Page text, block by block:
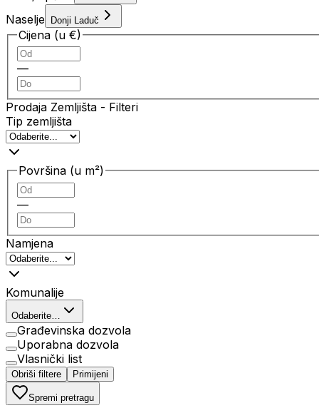
Naselje Donji Laduč
Cijena (u €)
—
Prodaja Zemljišta - Filteri
Tip zemljišta
Površina (u m²)
—
Namjena
Komunalije
Odaberite…
Građevinska dozvola
Uporabna dozvola
Vlasnički list
Obriši filtere Primijeni
Spremi pretragu